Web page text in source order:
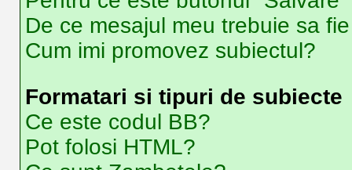
De ce mesajul meu trebuie sa
Cum imi promovez subiectul?
Formatari si tipuri de subiecte
Ce este codul BB?
Pot folosi HTML?